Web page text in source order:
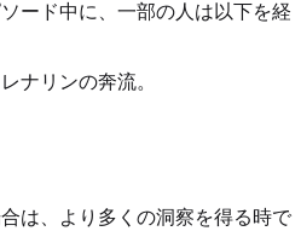
ード中に、一部の人は以下を経
ナリンの奔流。
は、より多くの洞察を得る時で